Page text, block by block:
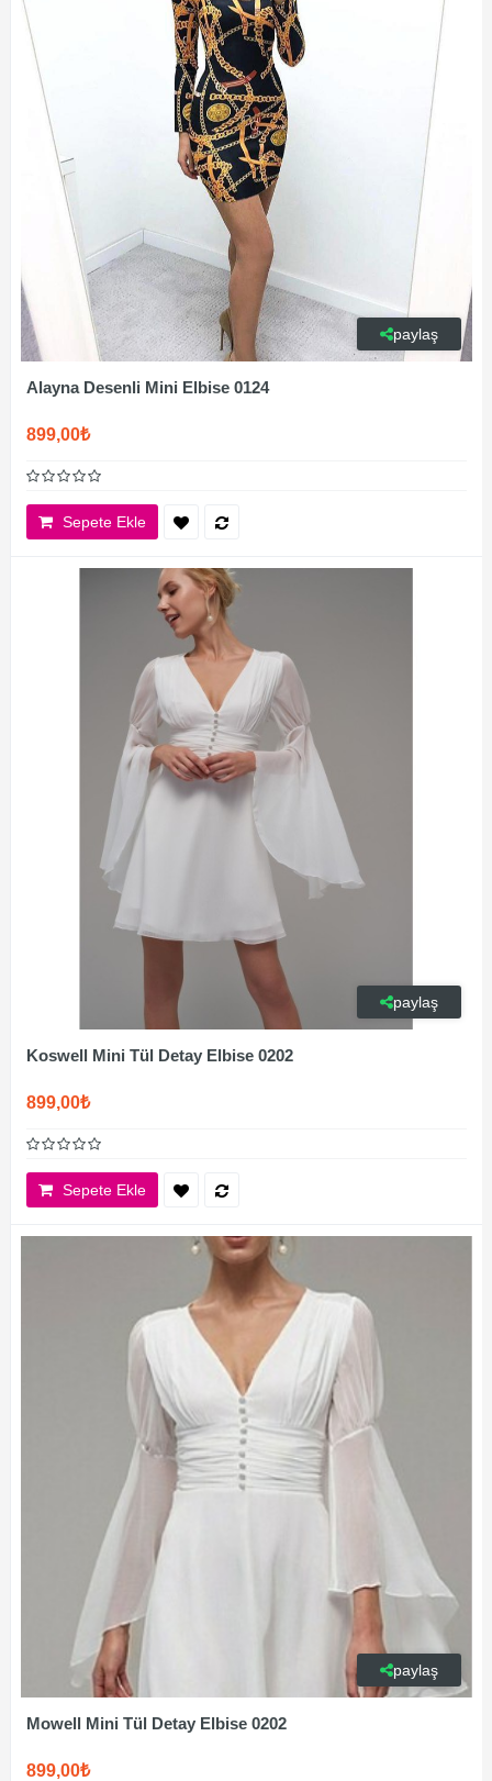
paylaş
Alayna Desenli Mini Elbise 0124
899,00₺
Sepete Ekle
paylaş
Koswell Mini Tül Detay Elbise 0202
899,00₺
Sepete Ekle
paylaş
Mowell Mini Tül Detay Elbise 0202
899,00₺